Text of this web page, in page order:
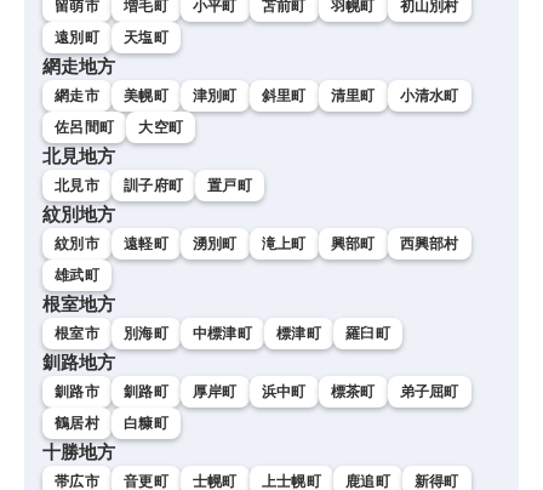
留萌市 増毛町 小平町 苫前町 羽幌町
初山別村
遠別町
天塩町
網走地方
網走市 美幌町 津別町 斜里町 清里町
小清水町
佐呂間町
大空町
北見地方
北見市 訓子府町 置戸町
紋別地方
紋別市 遠軽町 湧別町 滝上町 興部町
西興部村
雄武町
根室地方
根室市 別海町 中標津町 標津町 羅臼町
釧路地方
釧路市 釧路町 厚岸町 浜中町 標茶町
弟子屈町
鶴居村
白糠町
十勝地方
帯広市 音更町 士幌町 上士幌町 鹿追町 新得町